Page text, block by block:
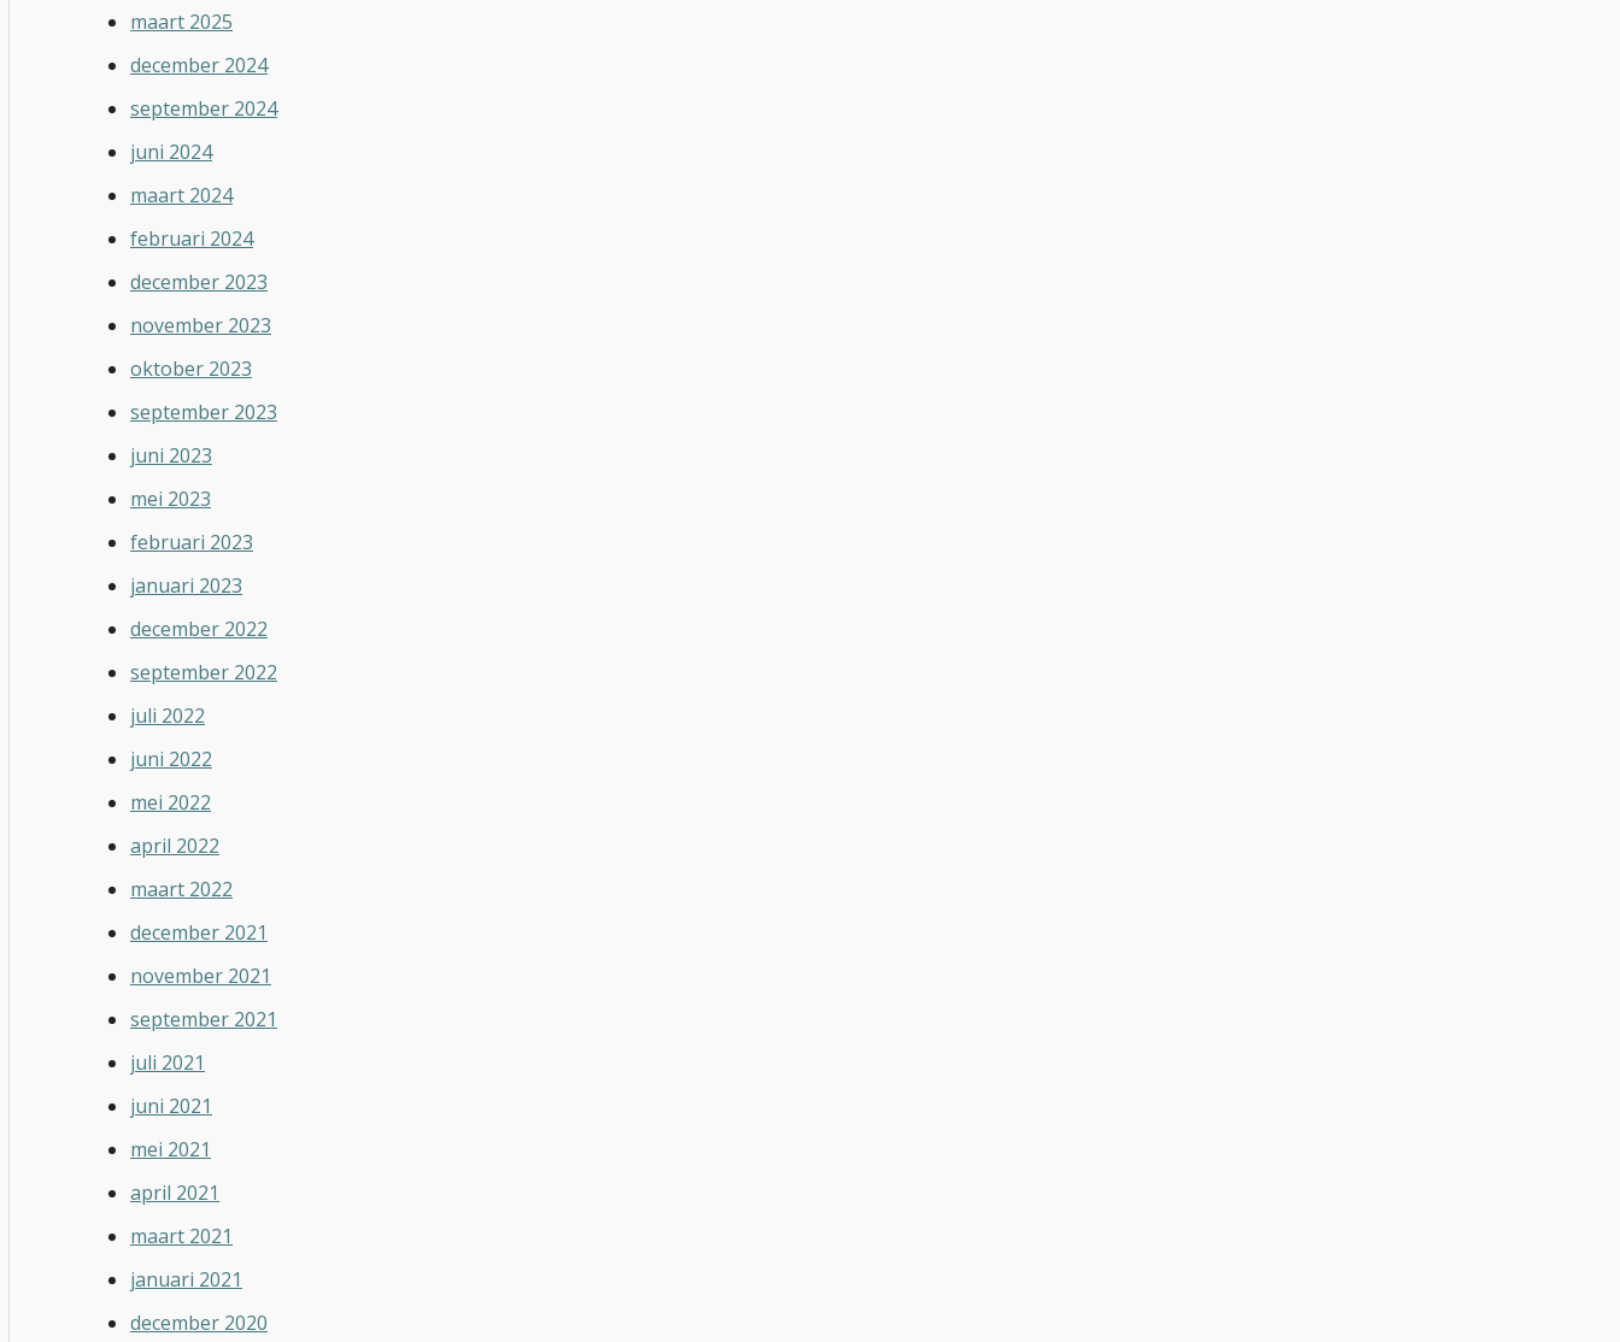
maart 2025
december 2024
september 2024
juni 2024
maart 2024
februari 2024
december 2023
november 2023
oktober 2023
september 2023
juni 2023
mei 2023
februari 2023
januari 2023
december 2022
september 2022
juli 2022
juni 2022
mei 2022
april 2022
maart 2022
december 2021
november 2021
september 2021
juli 2021
juni 2021
mei 2021
april 2021
maart 2021
januari 2021
december 2020